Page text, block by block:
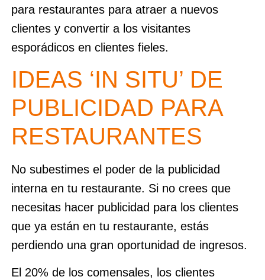
para restaurantes para atraer a nuevos
clientes y convertir a los visitantes
esporádicos en clientes fieles.
IDEAS ‘IN SITU’ DE
PUBLICIDAD PARA
RESTAURANTES
No subestimes el poder de la publicidad
interna en tu restaurante. Si no crees que
necesitas hacer publicidad para los clientes
que ya están en tu restaurante, estás
perdiendo una gran oportunidad de ingresos.
El 20% de los comensales, los clientes